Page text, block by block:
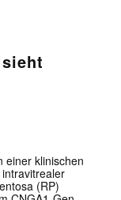
einer klinischen
(RP)